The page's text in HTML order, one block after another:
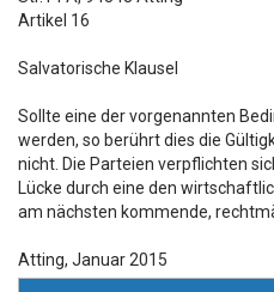
Artikel 16
Salvatorische Klausel
Sollte eine der vorgenannten
werden, so berührt dies die
nicht. Die Parteien verpflichten
Lücke durch eine den
am nächsten kommende,
Atting, Januar 2015